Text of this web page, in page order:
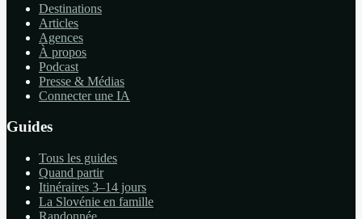
Destinations
Articles
Agences
À propos
Podcast
Presse & Médias
Connecter une IA
Guides
Tous les guides
Quand partir
Itinéraires 3–14 jours
La Slovénie en famille
Randonnée